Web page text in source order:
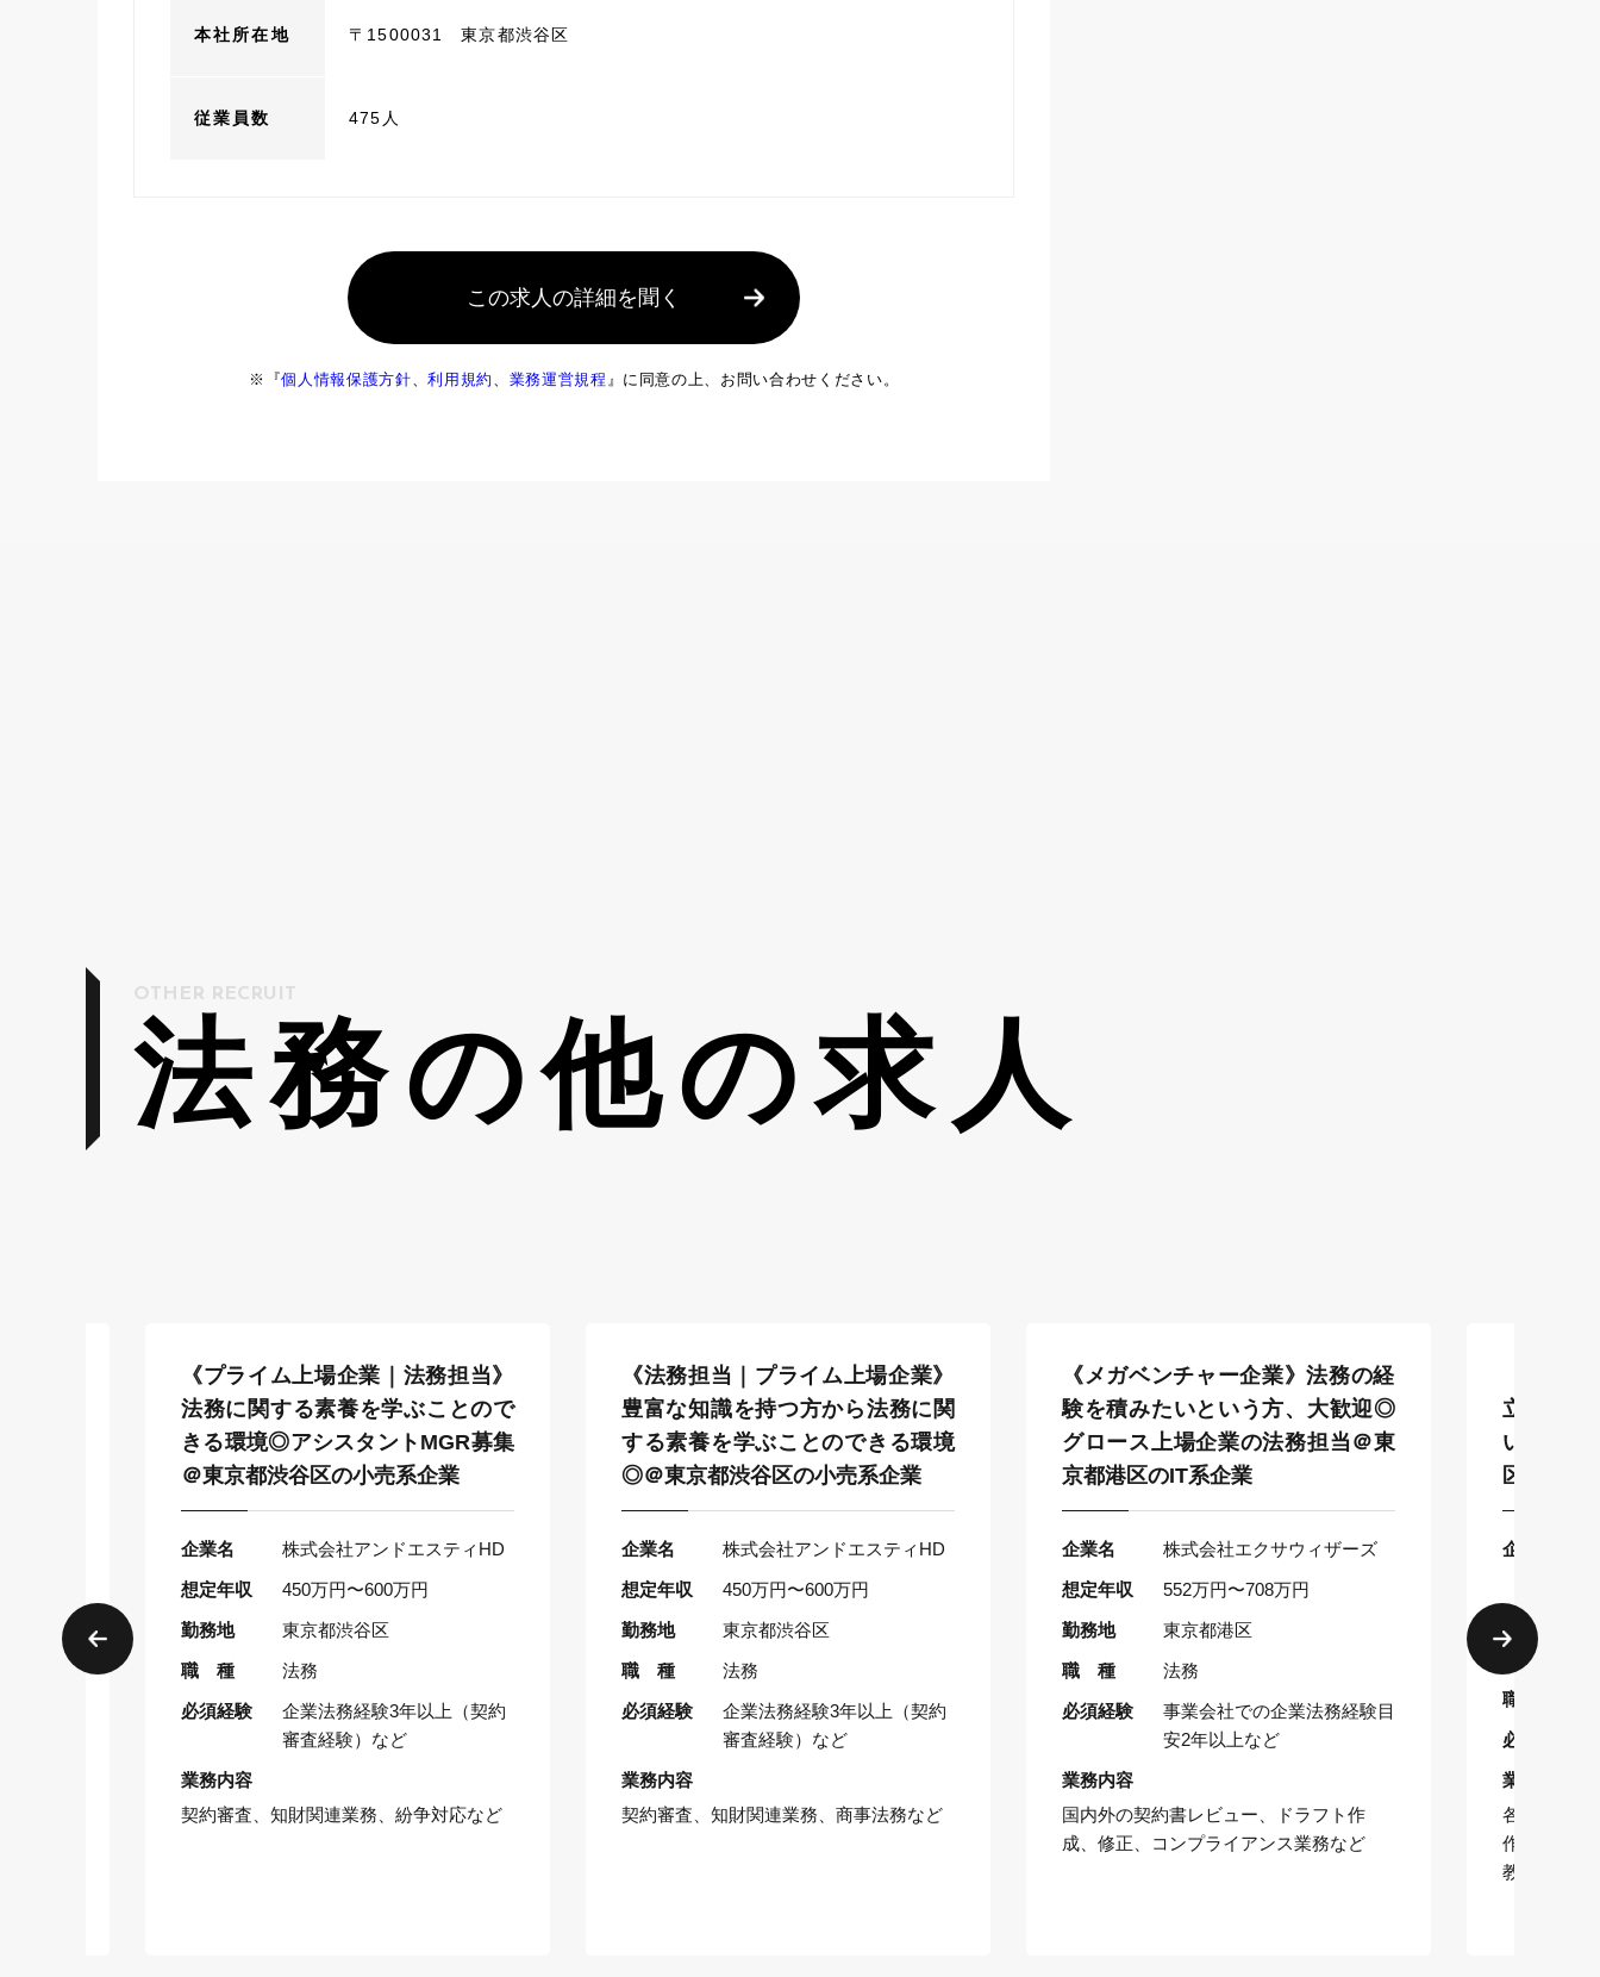
本社所在地 〒1500031 東京都渋谷区
従業員数 475人
この求人の詳細を聞く
※『個人情報保護方針、利用規約 、 業務運営規程 』に同意の上、お問い合わせください。
法務の他の求人
OTHER RECRUIT
《プライム上場企業｜法務担当》
法務に関する素養を学ぶことので
きる環境◎アシスタントMGR募集
＠東京都渋谷区の小売系企業
企業名
株式会社アンドエスティHD
想定年収
450万円〜600万円
勤務地
東京都渋谷区
職 種
法務
必須経験
企業法務経験3年以上（契約
審査経験）など
業務内容
契約審査、知財関連業務、紛争対応など
《法務担当｜プライム上場企業》
豊富な知識を持つ方から法務に関
する素養を学ぶことのできる環境
◎＠東京都渋谷区の小売系企業
企業名
株式会社アンドエスティHD
想定年収
450万円〜600万円
勤務地
東京都渋谷区
職 種
法務
必須経験
企業法務経験3年以上（契約
審査経験）など
業務内容
契約審査、知財関連業務、商事法務など
《メガベンチャー企業》法務の経
験を積みたいという方、大歓迎◎
グロース上場企業の法務担当＠東
京都港区のIT系企業
企業名
株式会社エクサウィザーズ
想定年収
552万円〜708万円
勤務地
東京都港区
職 種
法務
必須経験
事業会社での企業法務経験目
安2年以上など
業務内容
国内外の契約書レビュー、ドラフト作
成、修正、コンプライアンス業務など
立ち上げ
い業務に
区の製造
企業名
想定年収
勤務地
職 種
必須経験
業務内容
各種契約書
作成・改定
教育・研修